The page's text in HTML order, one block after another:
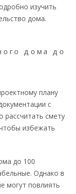
изучить
дома.
дома до
плану
с
рассчитать смету
избежать
до 100
Однако в
могут повлиять